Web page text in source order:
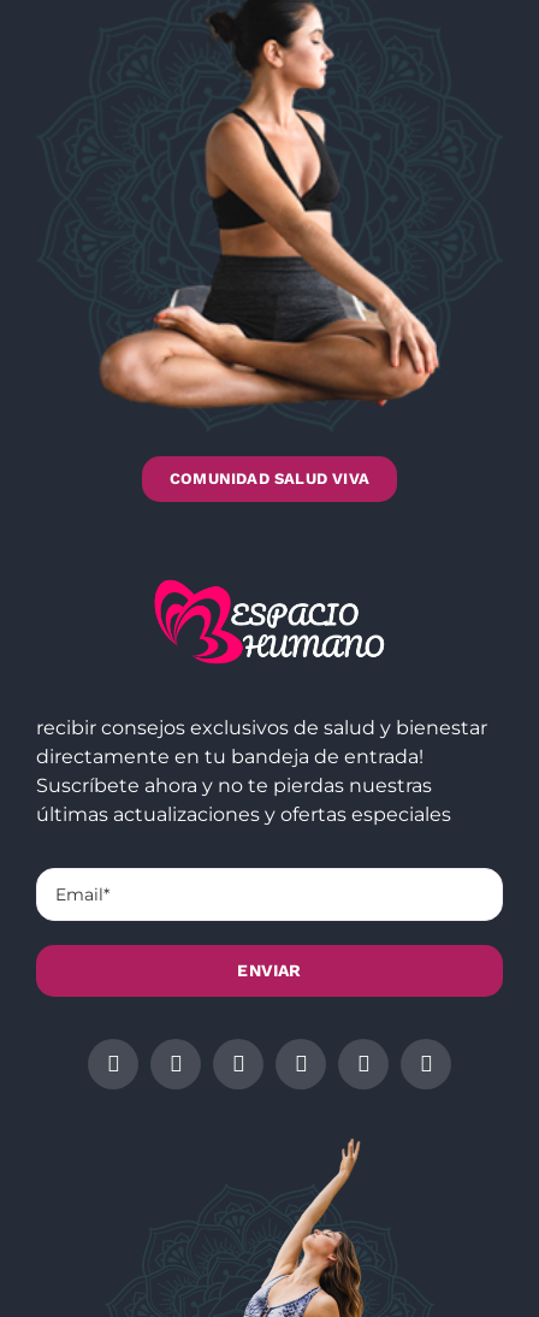
COMUNIDAD SALUD VIVA
recibir consejos exclusivos de salud y bienestar
directamente en tu bandeja de entrada!
Suscríbete ahora y no te pierdas nuestras
últimas actualizaciones y ofertas especiales